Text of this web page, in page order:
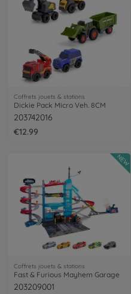
Coffrets jouets & stations
Dickie Pack Micro Veh. 8CM
203742016
€12.99
Coffrets jouets & stations
Fast & Furious Mayhem Garage
203209001
NEW